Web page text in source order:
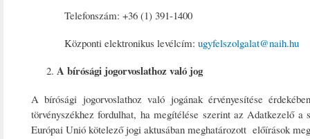
Telefonszám: +36 (1) 391-1400
Központi elektronikus levélcím: ugyfelszolgalat@naih.hu
A bírósági jogorvoslathoz való jog
A bírósági jogorvoslathoz való jogának érvényesítése
törvényszékhez fordulhat, ha megítélése szerint az Adatkezelő a
Európai Unió kötelező jogi aktusában meghatározott előírások